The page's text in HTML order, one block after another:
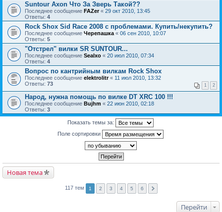
Suntour Axon Что За Зверь Такой??
Последнее сообщение FAZer« 29 окт 2010, 13:45
Ответы: 4
Rock Shox Sid Race 2008 с проблемами. Купить/некупить?
Последнее сообщение Черепашка « 06 сен 2010, 10:07
Ответы: 5
"Отстрел" вилки SR SUNTOUR...
Последнее сообщение Sealxo « 20 июл 2010, 07:34
Ответы: 4
Вопрос по кантрийным вилкам Rock Shox
Последнее сообщение elektrolitr« 11 июл 2010, 13:32
Ответы: 73 1 2
Народ, нужна помощь по вилке DT XRC 100 !!!
Последнее сообщение Bujhm « 22 июн 2010, 02:18
Ответы: 3
Показать темы за:
Поле сортировки
Новая тема
117 тем 1 2 3 4 5 6
Перейти